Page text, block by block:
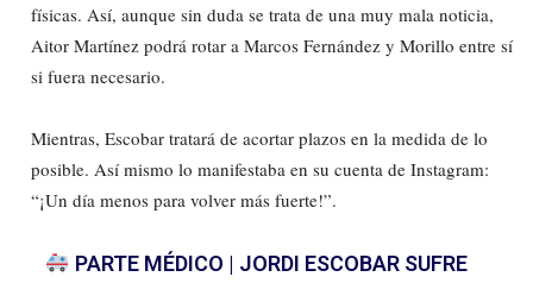
físicas. Así, aunque sin duda se trata de una muy mala noticia,
Aitor Martínez podrá rotar a Marcos Fernández y Morillo entre sí
si fuera necesario.
Mientras, Escobar tratará de acortar plazos en la medida de lo
posible. Así mismo lo manifestaba en su cuenta de Instagram:
“¡Un día menos para volver más fuerte!”.
PARTE MÉDICO | JORDI ESCOBAR SUFRE